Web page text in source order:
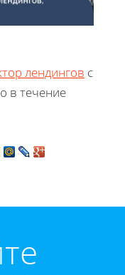
лендингов с
в течение